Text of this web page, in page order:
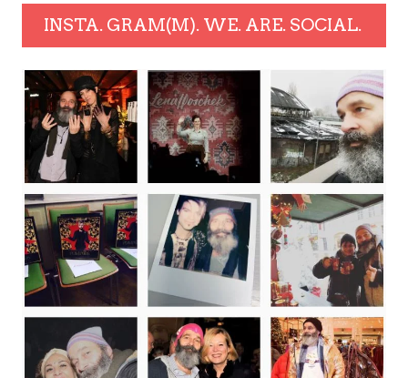
INSTA. GRAM(M). WE. ARE. SOCIAL.